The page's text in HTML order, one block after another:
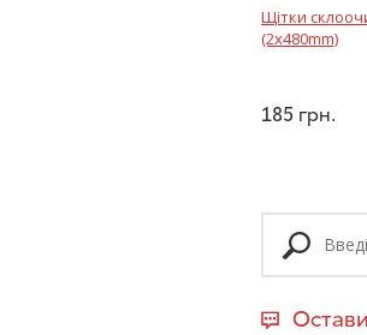
Щітки
(2x480mm)
185 грн.